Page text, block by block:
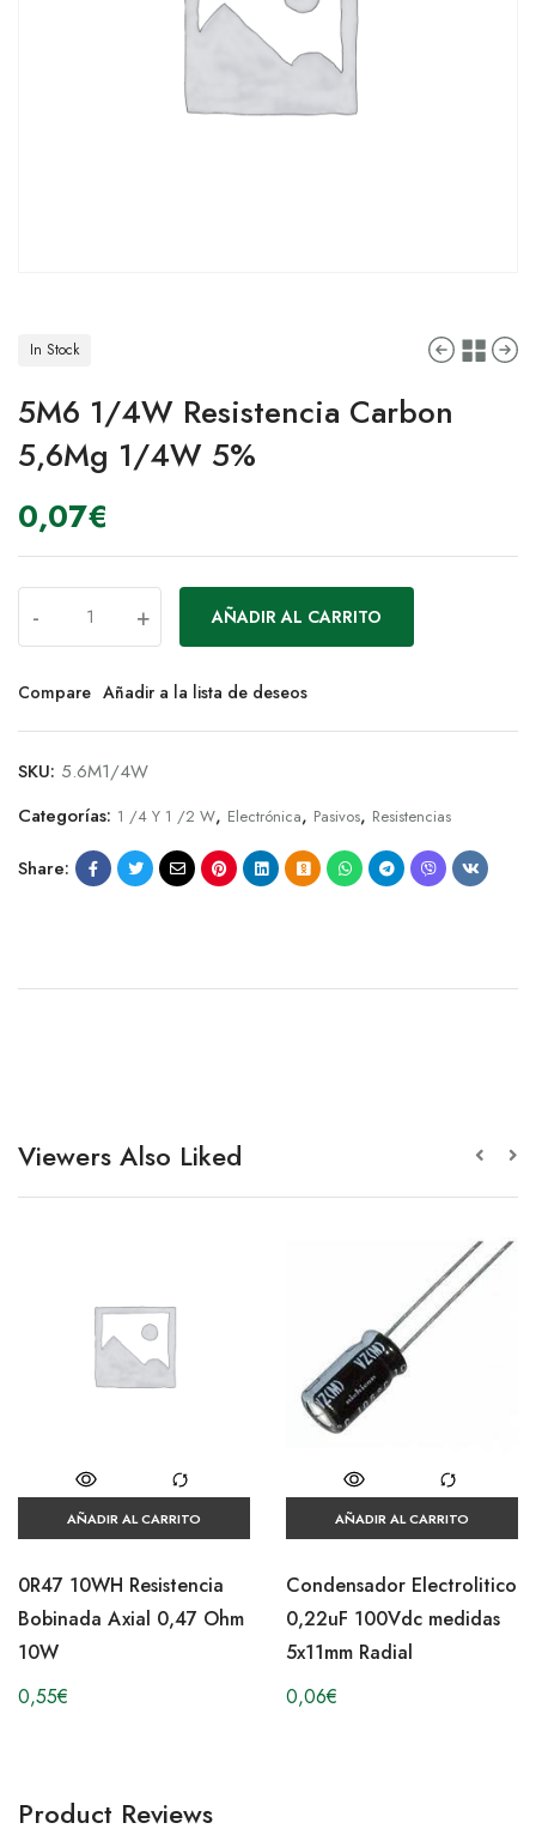
In Stock
5M6 1/4W Resistencia Carbon
5,6Mg 1/4W 5%
0,07€
- + AÑADIR AL CARRITO
Compare Añadir a la lista de deseos
SKU: 5.6M1/4W
Categorías: 1 /4 Y 1 /2 W, Electrónica, Pasivos, Resistencias
Share:
Viewers Also Liked
AÑADIR AL CARRITO
0R47 10WH Resistencia
Bobinada Axial 0,47 Ohm
10W
0,55€
AÑADIR AL CARRITO
Condensador Electrolitico
0,22uF 100Vdc medidas
5x11mm Radial
0,06€
Product Reviews